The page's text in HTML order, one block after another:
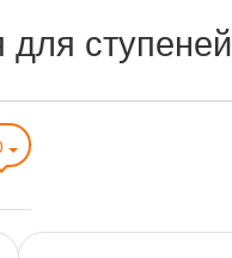
ступеней